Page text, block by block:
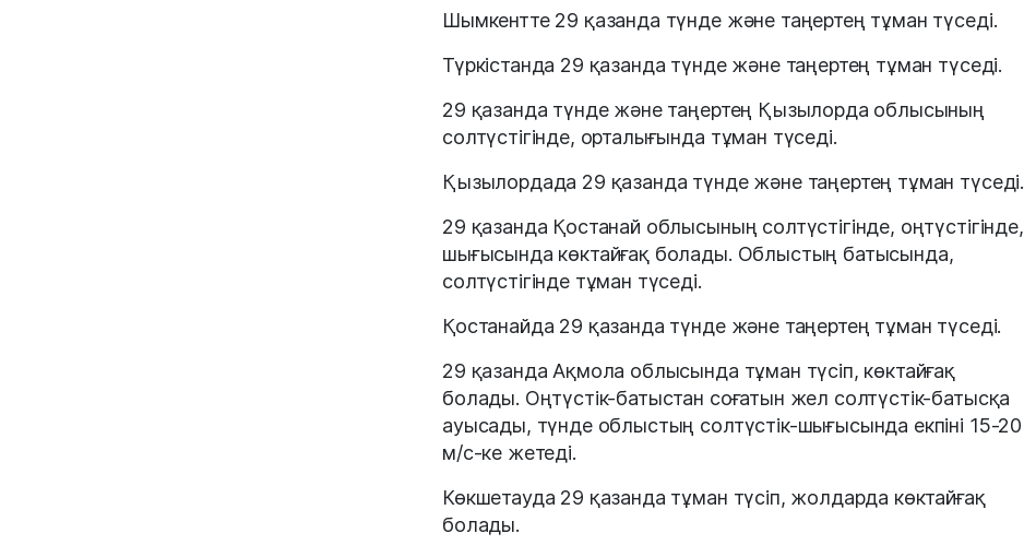
Шымкентте 29 қазанда түнде және таңертең тұман түседі.
Түркістанда 29 қазанда түнде және таңертең тұман түседі.
29 қазанда түнде және таңертең Қызылорда облысының
солтүстігінде, орталығында тұман түседі.
Қызылордада 29 қазанда түнде және таңертең тұман түседі.
29 қазанда Қостанай облысының солтүстігінде, оңтүстігінде,
шығысында көктайғақ болады. Облыстың батысында,
солтүстігінде тұман түседі.
Қостанайда 29 қазанда түнде және таңертең тұман түседі.
29 қазанда Ақмола облысында тұман түсіп, көктайғақ
болады. Оңтүстік-батыстан соғатын жел солтүстік-батысқа
ауысады, түнде облыстың солтүстік-шығысында екпіні 15-20
м/с-ке жетеді.
Көкшетауда 29 қазанда тұман түсіп, жолдарда көктайғақ
болады.